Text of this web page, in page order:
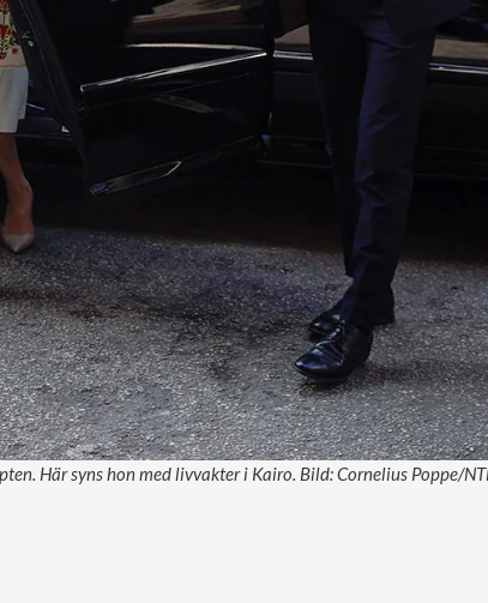
Här syns hon med livvakter i Kairo. Bild: Cornelius Poppe/